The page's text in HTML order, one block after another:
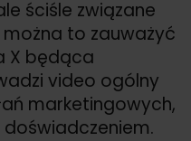
ściśle związane
to zauważyć
X będąca
video ogólny
marketingowych,